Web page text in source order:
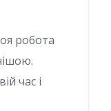
робота
час і